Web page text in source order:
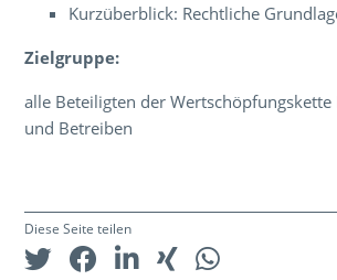
Kurzüberblick: Rechtliche
Zielgruppe:
alle Beteiligten der Wertschöpfungskette
und Betreiben
Diese Seite teilen